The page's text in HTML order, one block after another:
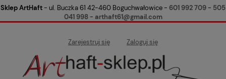
Sklep ArtHaft- ul. Buczka 61 42-460 Boguchwałowice - 601 992 709- 505
041 998- arthaft61@gmail.com
Zarejestruj się Zaloguj się